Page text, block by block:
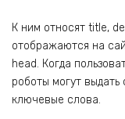
К ним относят title,
отображаются на
head. Когда
роботы могут
ключевые слова.